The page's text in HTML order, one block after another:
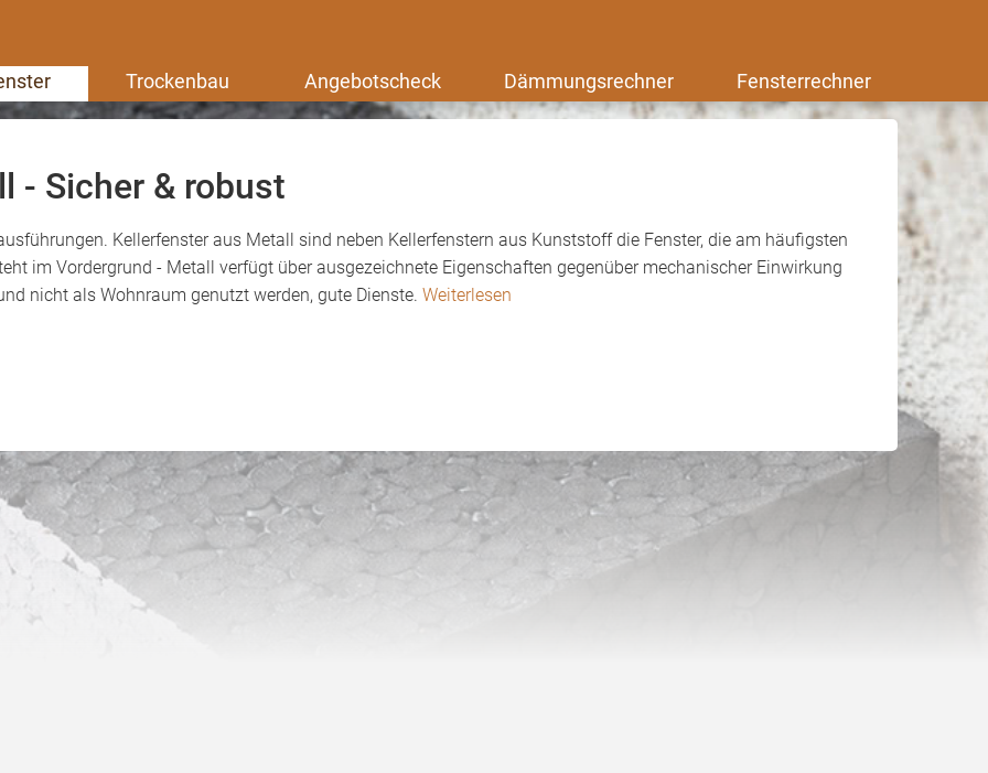
Trockenbau Angebotscheck Dämmungsrechner Fensterrechner
- Sicher & robust
Kellerfenster aus Metall sind neben Kellerfenstern aus Kunststoff die Fenster, die am häufigsten
im Vordergrund - Metall verfügt über ausgezeichnete Eigenschaften gegenüber mechanischer Einwirkung
nicht als Wohnraum genutzt werden, gute Dienste. Weiterlesen